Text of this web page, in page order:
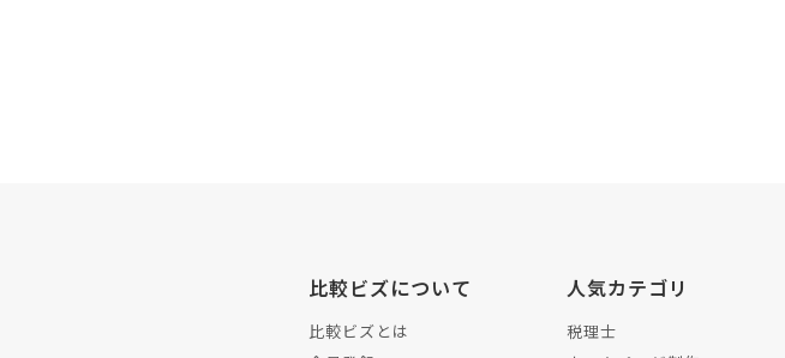
比較ビズについて
比較ビズとは
人気カテゴリ
税理士